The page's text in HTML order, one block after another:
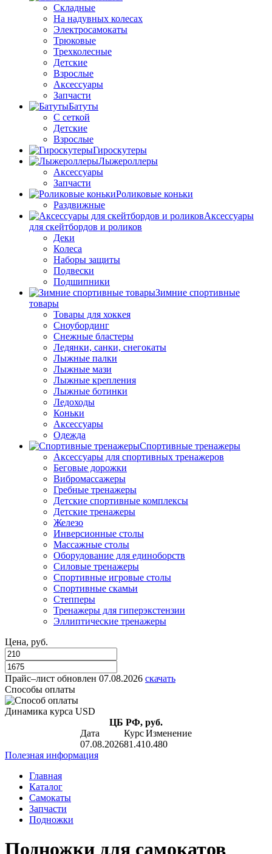
Складные
На надувных колесах
Электросамокаты
Трюковые
Трехколесные
Детские
Взрослые
Аксессуары
Запчасти
Батуты
С сеткой
Детские
Взрослые
Гироскутеры
Лыжероллеры
Аксессуары
Запчасти
Роликовые коньки
Раздвижные
Аксессуары
для скейтбордов и роликов
Деки
Колеса
Наборы защиты
Подвески
Подшипники
Зимние спортивные
товары
Товары для хоккея
Сноубординг
Снежные бластеры
Ледянки, санки, снегокаты
Лыжные палки
Лыжные мази
Лыжные крепления
Лыжные ботинки
Ледоходы
Коньки
Аксессуары
Одежда
Спортивные тренажеры
Аксессуары для спортивных тренажеров
Беговые дорожки
Вибромассажеры
Гребные тренажеры
Детские спортивные комплексы
Детские тренажеры
Железо
Инверсионные столы
Массажные столы
Оборудование для единоборств
Силовые тренажеры
Спортивные игровые столы
Спортивные скамьи
Степперы
Тренажеры для гиперэкстензии
Эллиптические тренажеры
Цена, руб.
Прайс–лист обновлен 07.08.2026 скачать
Способы оплаты
Динамика курса USD
ЦБ РФ, руб.
Дата
КурсИзменение
07.08.202681.410.480
Полезная информация
Главная
Каталог
Самокаты
Запчасти
Подножки
Подножки для самокатов